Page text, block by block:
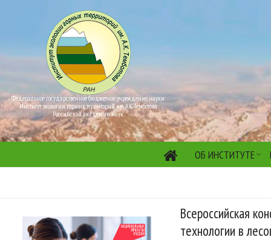
Федеральное государственное бюджетное учреждение науки
Институт экологии горных территорий им. А.К. Темботова
Российской академии наук
ОБ ИНСТИТУТЕ
Всероссийская
технологии в